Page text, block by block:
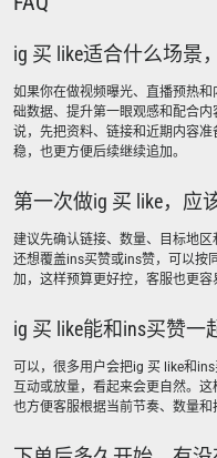
ig 买 like适合什么场景
如果你在做视频曝光、直播预热
础数据、提升第一眼观感和配合
说，先把资料、链接和近期内容
稳，也更方便后续继续追加。
第一次做ig 买 like，应
建议先确认链接、数量、目标地
还想覆盖ins买赞或ins赞，可以按
加，这样预算更好控，客服也更容
ig 买 like能和ins买赞一
可以，很多用户会把ig 买 like和
互动或放量，看起来会更自然。
也方便客服根据当前节奏、数量和